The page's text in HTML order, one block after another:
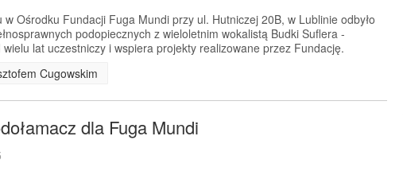
Ośrodku Fundacji Fuga Mundi przy ul. Hutniczej 20B, w Lublinie odbyło
podopiecznych z wieloletnim wokalistą Budki Suflera -
lat uczestniczy i wspiera projekty realizowane przez Fundację.
Cugowskim
dla Fuga Mundi